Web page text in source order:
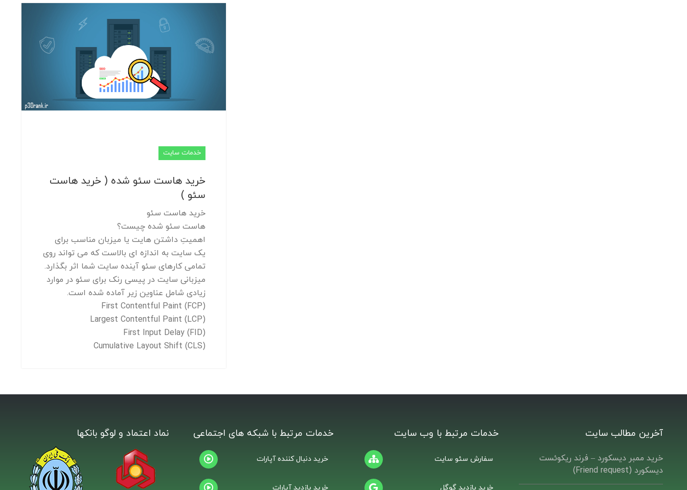
خدمات سایت
خرید هاست سئو شده ( خرید هاست
سئو )
خرید هاست سئو
هاست سئو شده چیست؟
اهمیتِ داشتن هایت یا میزبان مناسب برای
یک سایت به اندازه ای بالاست که می تواند روی
تمامی کارهای سئو آینده سایت شما اثر بگذارد.
میزبانی سایت در پیسی رنک برای سئو در موارد
زیادی شامل عناوین زیر آماده شده است.
First Contentful Paint (FCP)
Largest Contentful Paint (LCP)
First Input Delay (FID)
Cumulative Layout Shift (CLS)
آخرین مطالب سایت
خرید ممبر دیسکورد – فرند ریکوئست
دیسکورد (Friend request)
خدمات مرتبط با وب سایت
سفارش سئو سایت
خرید بازدید گوگل
خدمات مرتبط با شبکه های اجتماعی
خرید دنبال کننده آپارات
خرید بازدید آپارات
نماد اعتماد و لوگو بانکها